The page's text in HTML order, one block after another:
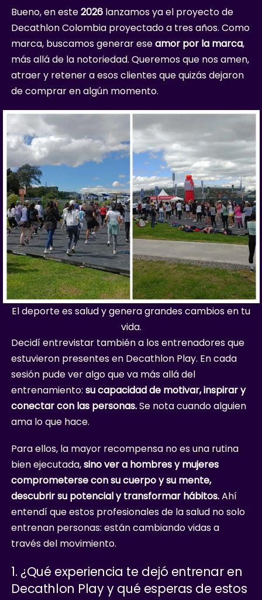
Bueno, en este2026 lanzamos ya el proyecto de
Decathlon Colombia proyectado a tres años. Como
marca, buscamos generar eseamor por la marca,
más allá de la notoriedad. Queremos que nos amen,
atraer y retener a esos clientes que quizás dejaron
de comprar en algún momento.
El deporte es salud y genera grandes cambios en tu
vida.
Decidí entrevistar también a los entrenadores que
estuvieron presentes en Decathlon Play. En cada
sesión pude ver algo que va más allá del
entrenamiento:su capacidad de motivar, inspirar y
conectar con las personas.Se nota cuando alguien
ama lo que hace.
Para ellos, la mayor recompensa no es una rutina
bien ejecutada,sino ver a hombres y mujeres
comprometerse con su cuerpo y su mente,
descubrir su potencial y transformar hábitos.Ahí
entendí que estos profesionales de la salud no solo
entrenan personas: están cambiando vidas a
través del movimiento.
1. ¿Qué experiencia te dejó entrenar en
Decathlon Play y qué esperas de estos